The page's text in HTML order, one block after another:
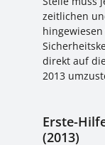
zeitlichen
direkt auf
2013
Erste-
(2013)